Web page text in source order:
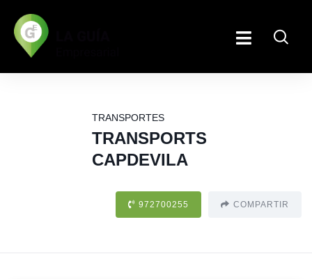
TRANSPORTES
TRANSPORTS
CAPDEVILA
972700255 COMPARTIR